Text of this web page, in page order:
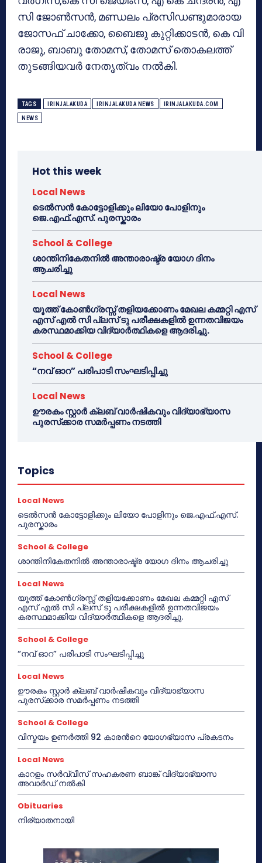
സി ജോൺസൻ, മണ്ഡലം പ്രസിഡണ്ടുമാരായ
ജോസഫ് ചാക്കോ, ബൈജു കുറ്റിക്കാടൻ, കെ വി
രാജു, ബാബു തോമസ്, തോമസ് തൊകലത്ത്
തുടങ്ങിയവർ നേതൃത്വം നൽകി.
TAGS IRINJALAKUDA IRINJALAKUDA NEWS IRINJALAKUDA.COM
NEWS
Hot this week
Local News
ടെൽസൻ കോട്ടോളിക്കും ലിയോ പോളിനും
ജെ.എഫ്.എസ്. പുരസ്കാരം
School & College
ശാന്തിനികേതനിൽ അന്താരാഷ്ട്ര യോഗ ദിനം
ആചരിച്ചു
Local News
യൂത്ത് കോൺഗ്രസ്സ് തളിയക്കോണം മേഖല കമ്മറ്റി എസ്
എസ് എൽ സി പ്ലസ് ടു പരീക്ഷകളിൽ ഉന്നതവിജയം
കരസ്ഥമാക്കിയ വിദ്യാർത്ഥികളെ ആദരിച്ചു.
School & College
“നവ് ഓറ” പരിപാടി സംഘടിപ്പിച്ചു
Local News
ഊരകം സ്റ്റാർ ക്ലബ് വാർഷികവും വിദ്യാഭ്യാസ
പുരസ്‌ക്കാര സമർപ്പണം നടത്തി
Topics
Local News
ടെൽസൻ കോട്ടോളിക്കും ലിയോ പോളിനും ജെ.എഫ്.എസ്.
പുരസ്കാരം
School & College
ശാന്തിനികേതനിൽ അന്താരാഷ്ട്ര യോഗ ദിനം ആചരിച്ചു
Local News
യൂത്ത് കോൺഗ്രസ്സ് തളിയക്കോണം മേഖല കമ്മറ്റി എസ്
എസ് എൽ സി പ്ലസ് ടു പരീക്ഷകളിൽ ഉന്നതവിജയം
കരസ്ഥമാക്കിയ വിദ്യാർത്ഥികളെ ആദരിച്ചു.
School & College
“നവ് ഓറ” പരിപാടി സംഘടിപ്പിച്ചു
Local News
ഊരകം സ്റ്റാർ ക്ലബ് വാർഷികവും വിദ്യാഭ്യാസ
പുരസ്‌ക്കാര സമർപ്പണം നടത്തി
School & College
വിസ്മയം ഉണർത്തി 92 കാരൻറെ യോഗഭ്യാസ പ്രകടനം
Local News
കാറളം സർവ്വീസ് സഹകരണ ബാങ്ക് വിദ്യാഭ്യാസ
അവാർഡ് നൽകി
Obituaries
നിര്യാതനായി